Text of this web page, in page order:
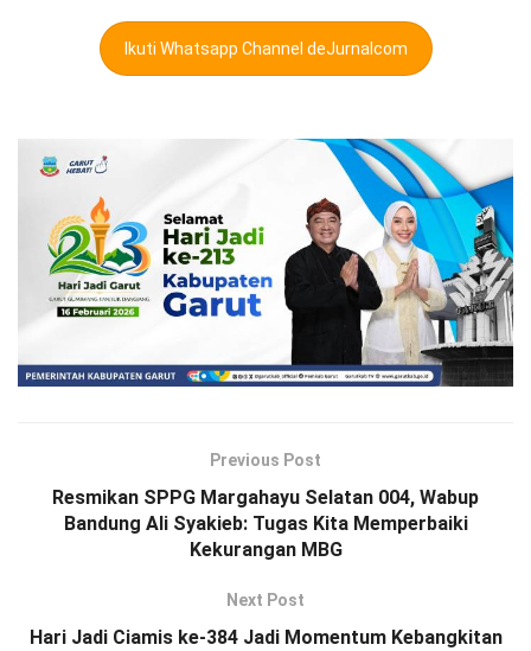
Ikuti Whatsapp Channel deJurnalcom
Previous Post
Resmikan SPPG Margahayu Selatan 004, Wabup
Bandung Ali Syakieb: Tugas Kita Memperbaiki
Kekurangan MBG
Next Post
Hari Jadi Ciamis ke-384 Jadi Momentum Kebangkitan